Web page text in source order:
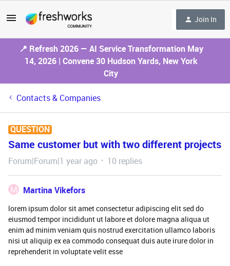
Join In
📍 Refresh 2026 — AI Service Transformation May
14, 2026 | Convene 30 Hudson Yards, New York
City
Contacts & Companies
QUESTION
Same customer but with two different projects
Forum|Forum|1 year ago 10 replies
M Martina Vikefors
lorem ipsum dolor sit amet consectetur adipiscing elit sed do
eiusmod tempor incididunt ut labore et dolore magna aliqua ut
enim ad minim veniam quis nostrud exercitation ullamco laboris
nisi ut aliquip ex ea commodo consequat duis aute irure dolor in
reprehenderit in voluptate velit esse